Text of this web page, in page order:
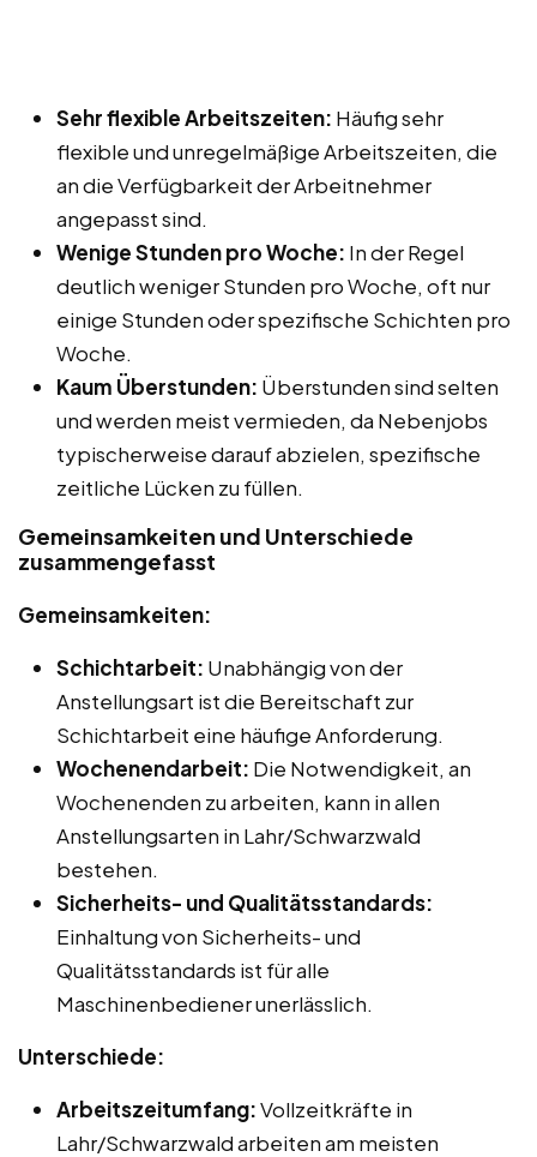
Sehr flexible Arbeitszeiten: Häufig sehr
flexible und unregelmäßige Arbeitszeiten, die
an die Verfügbarkeit der Arbeitnehmer
angepasst sind.
Wenige Stunden pro Woche: In der Regel
deutlich weniger Stunden pro Woche, oft nur
einige Stunden oder spezifische Schichten pro
Woche.
Kaum Überstunden: Überstunden sind selten
und werden meist vermieden, da Nebenjobs
typischerweise darauf abzielen, spezifische
zeitliche Lücken zu füllen.
Gemeinsamkeiten und Unterschiede
zusammengefasst
Gemeinsamkeiten:
Schichtarbeit: Unabhängig von der
Anstellungsart ist die Bereitschaft zur
Schichtarbeit eine häufige Anforderung.
Wochenendarbeit: Die Notwendigkeit, an
Wochenenden zu arbeiten, kann in allen
Anstellungsarten in Lahr/Schwarzwald
bestehen.
Sicherheits- und Qualitätsstandards:
Einhaltung von Sicherheits- und
Qualitätsstandards ist für alle
Maschinenbediener unerlässlich.
Unterschiede:
Arbeitszeitumfang:Vollzeitkräfte in
Lahr/Schwarzwald arbeiten am meisten